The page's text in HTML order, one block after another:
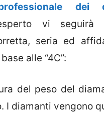
dei
vi
seria ed
alle “4C”:
del peso del
I diamanti vengono